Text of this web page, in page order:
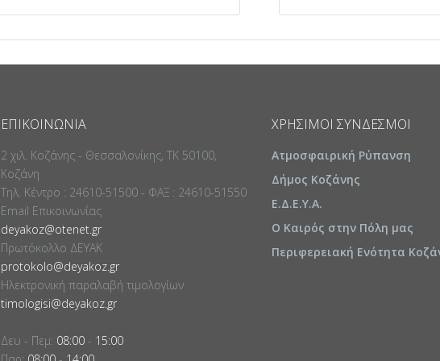
ΕΠΙΚΟΙΝΩΝΊΑ
2 χιλ. Κοζάνης - Θεσσαλονίκης, ΤΚ 50100,
Κοζάνη
Τηλ. Κέντρο : 24610-51500 - ΦΑΞ : 24610-51550
Email Επικοινωνίας
deyakoz@otenet.gr
Πρωτόκολλο ΔΕΥΑΚ
protokolo@deyakoz.gr
Ηλεκτρονική παραλαβή τιμολογίων
timologisi@deyakoz.gr
Δευ - Πεμ: 08:00 - 15:00
ΧΡΉΣΙΜΟΙ ΣΎΝΔΕΣΜΟΙ
Ατμοσφαιρική Ρύπανση
Δήμος Κοζάνης
Ε.Δ.Ε.Υ.Α.
Ο Καιρός στην Πόλη μας
Περιφερειακή Ενότητα